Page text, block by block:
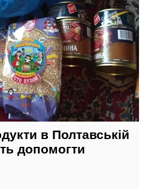
в Полтавській
допомогти